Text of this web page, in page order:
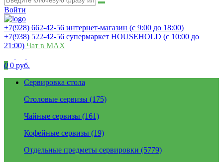
Войти
+7(928) 662-42-56 интернет-магазин (с 9:00 до 18:00)
+7(938) 522-42-56 супермаркет HOUSEHOLD (с 10:00 до
21:00) Чат в MAX
0 0 руб.
Сервировка стола
Столовые сервизы (175)
Чайные сервизы (161)
Кофейные сервизы (19)
Отдельные предметы сервировки (5779)